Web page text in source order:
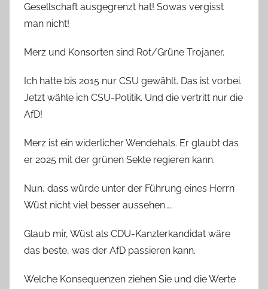
Gesellschaft ausgegrenzt hat! Sowas vergisst
man nicht!
Merz und Konsorten sind Rot/Grüne Trojaner.
Ich hatte bis 2015 nur CSU gewählt. Das ist vorbei.
Jetzt wähle ich CSU-Politik. Und die vertritt nur die
AfD!
Merz ist ein widerlicher Wendehals. Er glaubt das
er 2025 mit der grünen Sekte regieren kann.
Nun, dass würde unter der Führung eines Herrn
Wüst nicht viel besser aussehen…..
Glaub mir, Wüst als CDU-Kanzlerkandidat wäre
das beste, was der AfD passieren kann.
Welche Konsequenzen ziehen Sie und die Werte